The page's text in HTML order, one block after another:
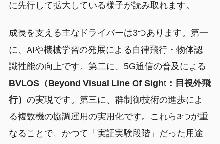
に先行して拡大している様子が読み取れます。
成長を支える主なドライバーは3つあります。第一
に、AIや機械学習の発展による自律飛行・物体認
識性能の向上です。第二に、5G通信の普及による
BVLOS（Beyond Visual Line Of Sight：目視外飛
行） の実現です。第三に、群制御技術の進歩によ
る複数機の協調運用の実用化です。これら3つが重
なることで、かつて「実証実験段階」だった用途